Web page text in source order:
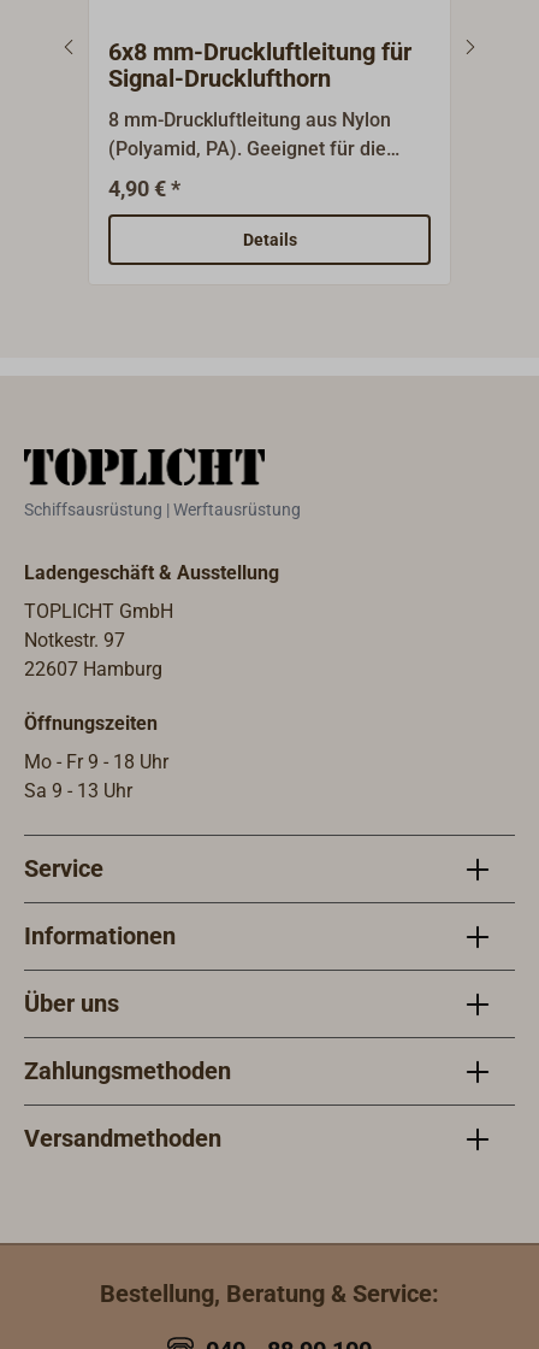
6x8 mm-Druckluftleitung für
Signal-Drucklufthorn
8 mm-Druckluftleitung aus Nylon
(Polyamid, PA). Geeignet für die
Verwendung an einem Signal-
Drucklufthorn oder andere Druckluft-
Anwendungen.Die Materialstärke
beträgt 1 mm, der
4,90 € *
Details
Schiffsausrüstung | Werftausrüstung
Ladengeschäft & Ausstellung
TOPLICHT GmbH
Notkestr. 97
22607 Hamburg
Öffnungszeiten
Mo - Fr 9 - 18 Uhr
Sa 9 - 13 Uhr
Service
Informationen
Über uns
Zahlungsmethoden
Versandmethoden
Bestellung, Beratung & Service: